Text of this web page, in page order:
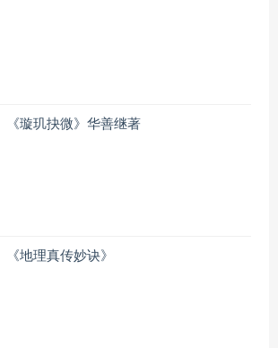
《璇玑抉微》华善继著
《地理真传妙诀》